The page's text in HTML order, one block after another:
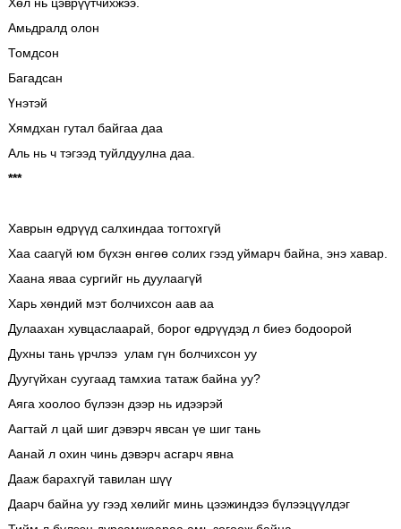
Амьдралд олон
Томдсон
Багадсан
Үнэтэй
Хямдхан гутал байгаа даа
Аль нь ч тэгээд туйлдуулна даа.
***
Хаврын өдрүүд салхиндаа тогтохгүй
Хаа саагүй юм бүхэн өнгөө солих гээд уймарч байна, энэ хавар.
Хаана яваа сургийг нь дуулаагүй
Харь хөндий мэт болчихсон аав аа
Дулаахан хувцаслаарай, борог өдрүүдэд л биеэ бодоорой
Духны тань үрчлээ улам гүн болчихсон уу
Дуугүйхан суугаад тамхиа татаж байна уу?
Аяга хоолоо бүлээн дээр нь идээрэй
Аагтай л цай шиг дэвэрч явсан үе шиг тань
Аанай л охин чинь дэвэрч асгарч явна
Дааж барахгүй тавилан шүү
Даарч байна уу гээд хөлийг минь цээжиндээ бүлээцүүлдэг